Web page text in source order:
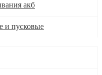
акб
и пусковые